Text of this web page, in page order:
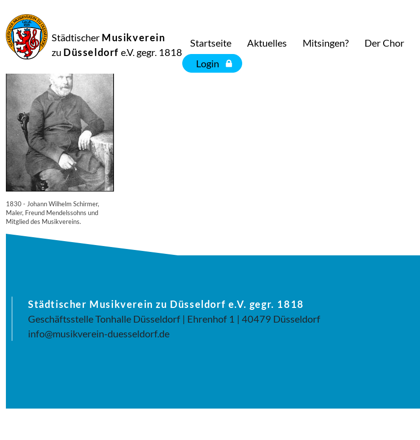
Städtischer Musikverein
zu Düsseldorf e.V. gegr. 1818
Startseite Aktuelles Mitsingen? Der Chor
Login
September
2014
Manfred Hill
898
1830 - Johann Wilhelm Schirmer,
Maler, Freund Mendelssohns und
Mitglied des Musikvereins.
Städtischer Musikverein zu Düsseldorf e.V. gegr. 1818
Geschäftsstelle Tonhalle Düsseldorf | Ehrenhof 1 | 40479 Düsseldorf
info@musikverein-duesseldorf.de